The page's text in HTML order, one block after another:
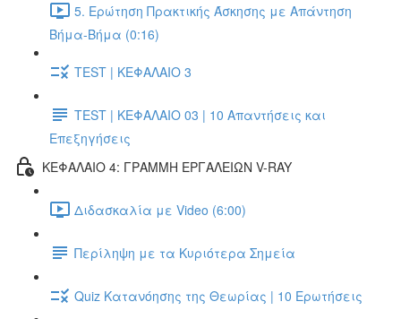
5. Ερώτηση Πρακτικής Άσκησης με Απάντηση
Βήμα-Βήμα (0:16)
TEST | ΚΕΦΑΛΑΙΟ 3
TEST | ΚΕΦΑΛΑΙΟ 03 | 10 Απαντήσεις και
Επεξηγήσεις
ΚΕΦΑΛΑΙΟ 4: ΓΡΑΜΜΗ ΕΡΓΑΛΕΙΩΝ V-RAY
Διδασκαλία με Video (6:00)
Περίληψη με τα Κυριότερα Σημεία
Quiz Κατανόησης της Θεωρίας | 10 Ερωτήσεις